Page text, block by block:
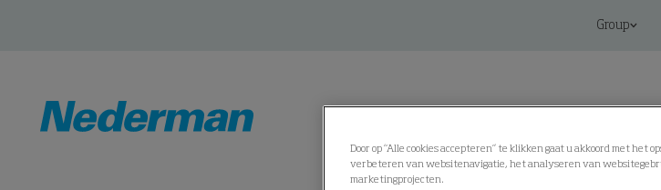
Group
Door op “Alle cookies accepteren” te klikken gaat u akkoord met het
verbeteren van websitenavigatie, het analyseren van
marketingprojecten.